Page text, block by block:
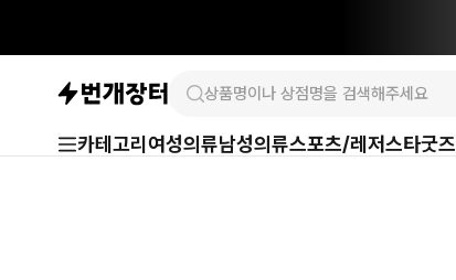
카테고리 여성의류남성의류스포츠/레저스타굿즈